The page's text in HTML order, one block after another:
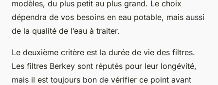
modèles, du plus petit au plus grand. Le choix
dépendra de vos besoins en eau potable, mais aussi
de la qualité de l’eau à traiter.
Le deuxième critère est la durée de vie des filtres.
Les filtres Berkey sont réputés pour leur longévité,
mais il est toujours bon de vérifier ce point avant